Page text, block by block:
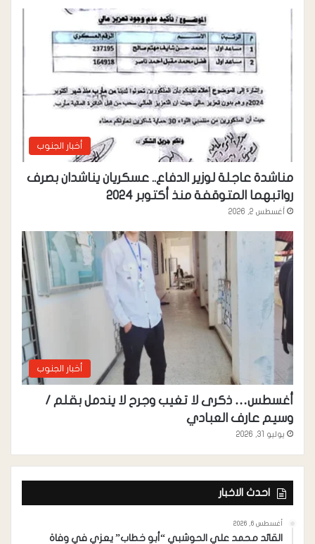
أخبار الجنوب
مناشدة عاجلة لوزير الدفاع.. عسكريان يناشدان بصرف
رواتبهما المتوقفة منذ أكتوبر 2024
أغسطس 2, 2026
أخبار الجنوب
أغسطس… ذكرى لا تغيب وجرح لا يندمل بقلم /
وسيم عارف العبادي
يوليو 31, 2026
احدث الاخبار
أغسطس 6, 2026
القائد محمد علي الحوشبي “أبو خطاب” يعزي في وفاة